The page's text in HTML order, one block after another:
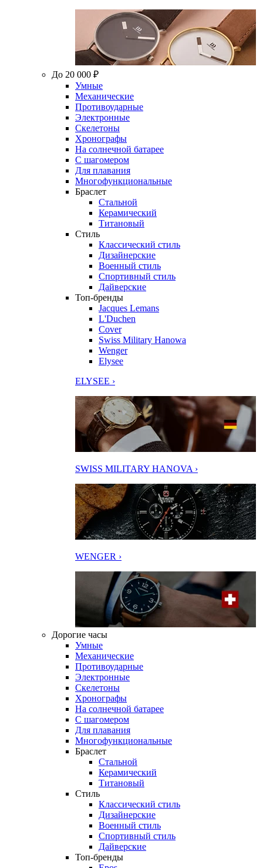
До 20 000 ₽
Умные
Механические
Противоударные
Электронные
Скелетоны
Хронографы
На солнечной батарее
С шагомером
Для плавания
Многофункциональные
Браслет
Стальной
Керамический
Титановый
Стиль
Классический стиль
Дизайнерские
Военный стиль
Спортивный стиль
Дайверские
Топ-бренды
Jacques Lemans
L'Duchen
Cover
Swiss Military Hanowa
Wenger
Elysee
ELYSEE ›
SWISS MILITARY HANOVA ›
WENGER ›
Дорогие часы
Умные
Механические
Противоударные
Электронные
Скелетоны
Хронографы
На солнечной батарее
С шагомером
Для плавания
Многофункциональные
Браслет
Стальной
Керамический
Титановый
Стиль
Классический стиль
Дизайнерские
Военный стиль
Спортивный стиль
Дайверские
Топ-бренды